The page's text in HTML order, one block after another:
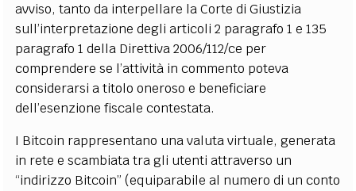
avviso, tanto da interpellare la Corte di Giustizia
sull’interpretazione degli articoli 2 paragrafo 1 e 135
paragrafo 1 della Direttiva 2006/112/ce per
comprendere se l’attività in commento poteva
considerarsi a titolo oneroso e beneficiare
dell’esenzione fiscale contestata.
I Bitcoin rappresentano una valuta virtuale, generata
in rete e scambiata tra gli utenti attraverso un
“indirizzo Bitcoin” (equiparabile al numero di un conto